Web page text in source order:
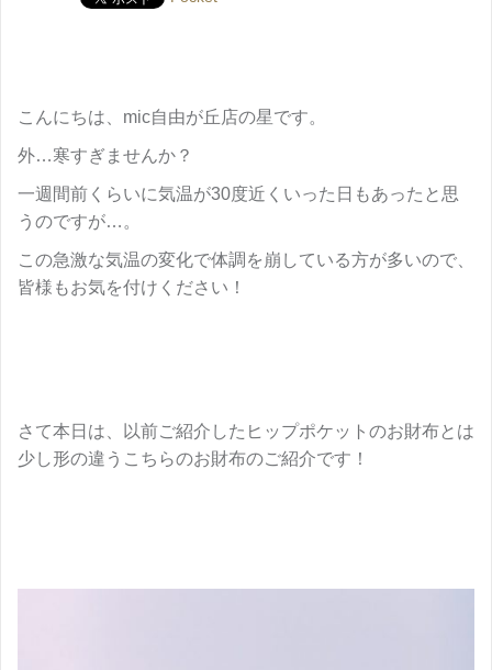
こんにちは、mic自由が丘店の星です。
外…寒すぎませんか？
一週間前くらいに気温が30度近くいった日もあったと思
うのですが…。
この急激な気温の変化で体調を崩している方が多いので、
皆様もお気を付けください！
さて本日は、以前ご紹介したヒップポケットのお財布とは
少し形の違うこちらのお財布のご紹介です！